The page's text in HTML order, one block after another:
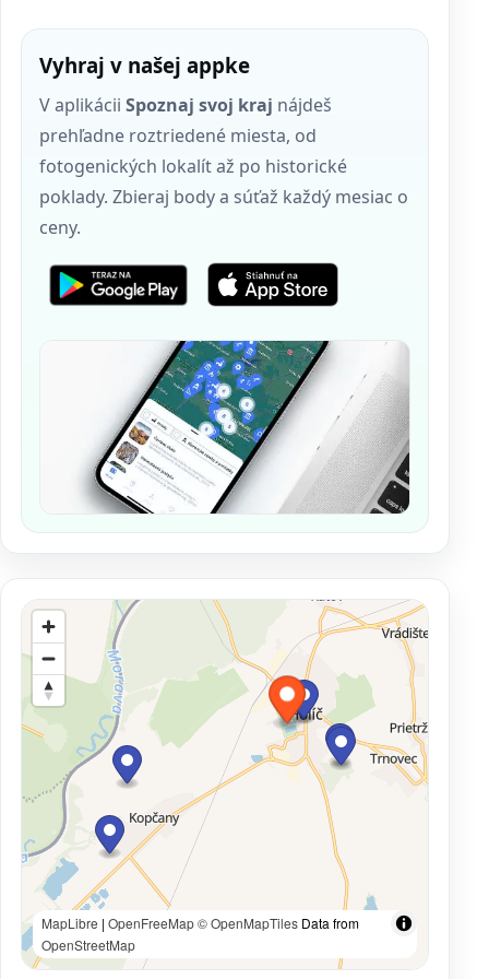
Vyhraj v našej appke
V aplikácii Spoznaj svoj kraj nájdeš
prehľadne roztriedené miesta, od
fotogenických lokalít až po historické
poklady. Zbieraj body a súťaž každý mesiac o
ceny.
MapLibre | OpenFreeMap© OpenMapTiles Data from
OpenStreetMap